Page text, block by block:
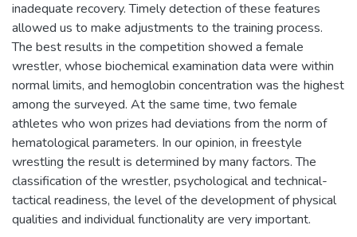
inadequate recovery. Timely detection of these features
allowed us to make adjustments to the training process.
The best results in the competition showed a female
wrestler, whose biochemical examination data were within
normal limits, and hemoglobin concentration was the highest
among the surveyed. At the same time, two female
athletes who won prizes had deviations from the norm of
hematological parameters. In our opinion, in freestyle
wrestling the result is determined by many factors. The
classification of the wrestler, psychological and technical-
tactical readiness, the level of the development of physical
qualities and individual functionality are very important.